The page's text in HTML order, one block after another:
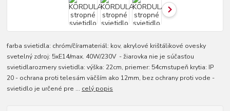
farba svietidla: chróm/číramateriál: kov, akrylové krištálikové ovesky
svetelný zdroj: 5xE14/max. 40W/230V - žiarovka nie je súčasťou
svietidlarozmery svietidla: výška: 22cm, priemer: 54cmstupeň krytia: IP
20 - ochrana proti telesám väčším ako 12mm, bez ochrany proti vode -
svietidlo je určené pre ... celý popis